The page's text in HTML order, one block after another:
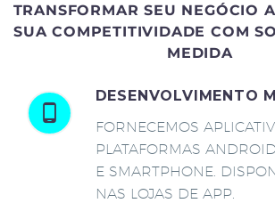
TRANSFORMAR SEU NEGÓCIO
SUA COMPETITIVIDADE COM
MEDIDA
DESENVOLVIMENTO
FORNECEMOS
PLATAFORMAS
E SMARTPHONE.
NAS LOJAS DE APP.